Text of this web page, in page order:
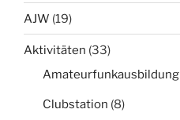
AJW (19)
Aktivitäten (33)
Amateurfunkausbildung
Clubstation (8)